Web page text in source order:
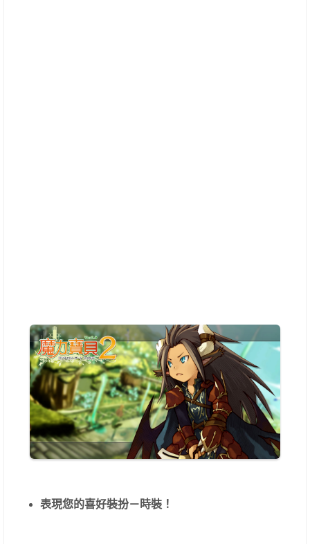
表現您的喜好裝扮－時裝！